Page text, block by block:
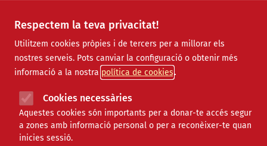
Respectem la teva privacitat!
Utilitzem cookies pròpies i de tercers per a millorar els
nostres serveis. Pots canviar la configuració o obtenir més
informació a la nostra política de cookies
Cookies necessàries
Aquestes cookies són importants per a donar-te accés segur
a zones amb informació personal o per a reconèixer-te quan
inicies sessió.
Recursos
Tots | Econòmic | Jurídic | Projectes | Tecnològic |
Formació | Finançament | Biblioteca |
Ofertes de feina
Webinars